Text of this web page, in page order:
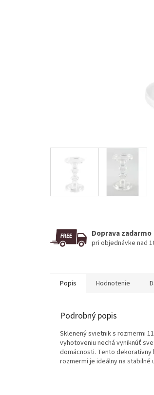
Doprava zadarmo
pri objednávke nad
Popis Hodnotenie
Podrobný popis
Sklenený svietnik s rozmermi
vyhotoveniu nechá vyniknúť
domácnosti. Tento dekoratívny
rozmermi je ideálny na